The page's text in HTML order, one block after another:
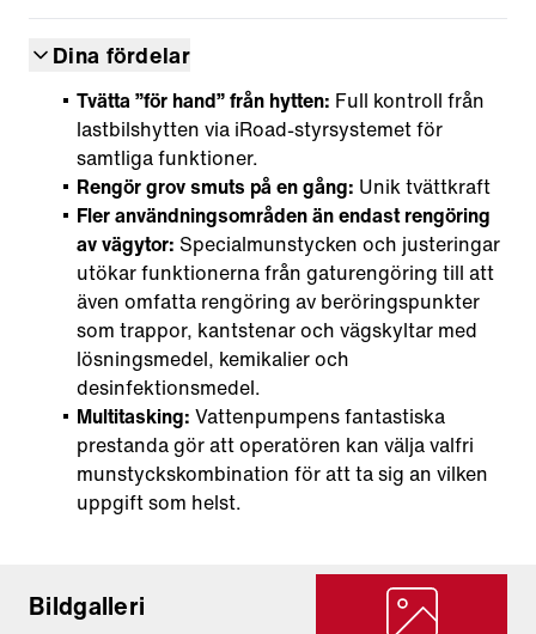
Dina fördelar
Tvätta ”för hand” från hytten: Full kontroll från
lastbilshytten via iRoad-styrsystemet för
samtliga funktioner.
Rengör grov smuts på en gång: Unik tvättkraft
Fler användningsområden än endast rengöring
av vägytor: Specialmunstycken och justeringar
utökar funktionerna från gaturengöring till att
även omfatta rengöring av beröringspunkter
som trappor, kantstenar och vägskyltar med
lösningsmedel, kemikalier och
desinfektionsmedel.
Multitasking: Vattenpumpens fantastiska
prestanda gör att operatören kan välja valfri
munstyckskombination för att ta sig an vilken
uppgift som helst.
Bildgalleri